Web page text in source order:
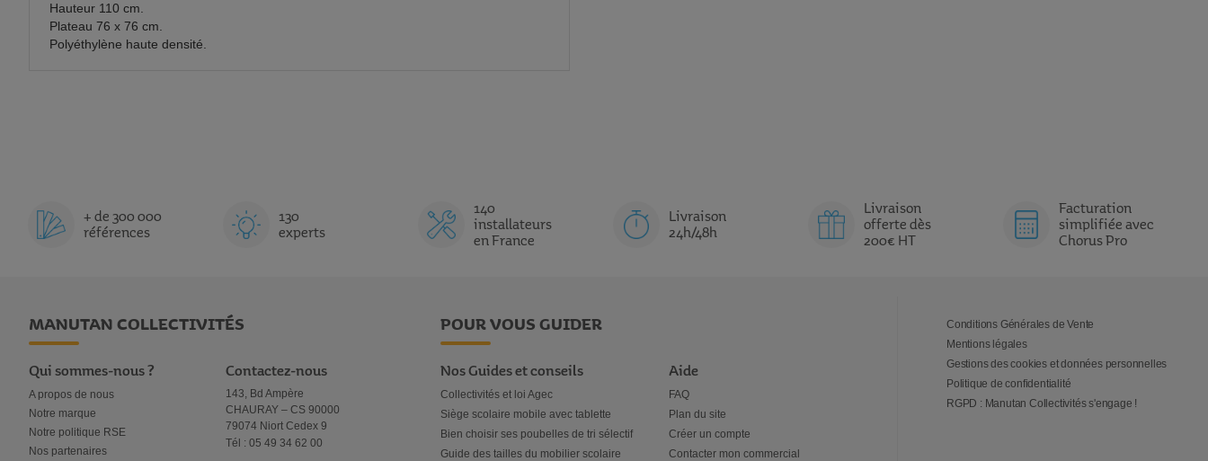
Hauteur 110 cm.
Plateau 76 x 76 cm.
Polyéthylène haute densité.
+ de 300 000
références
130
experts
140
installateurs
en France
Livraison
24h/48h
Livraison
offerte dès
200€ HT
Facturation
simplifiée avec
Chorus Pro
MANUTAN COLLECTIVITÉS
Qui sommes-nous ?
A propos de nous
Notre marque
Notre politique RSE
Nos partenaires
Contactez-nous
143, Bd Ampère
CHAURAY – CS 90000
79074 Niort Cedex 9
Tél : 05 49 34 62 00
POUR VOUS GUIDER
Nos Guides et conseils
Collectivités et loi Agec
Siège scolaire mobile avec tablette
Bien choisir ses poubelles de tri sélectif
Guide des tailles du mobilier scolaire
Aide
FAQ
Plan du site
Créer un compte
Contacter mon commercial
Conditions Générales de Vente
Mentions légales
Gestions des cookies et données personnelles
Politique de confidentialité
RGPD : Manutan Collectivités s'engage !